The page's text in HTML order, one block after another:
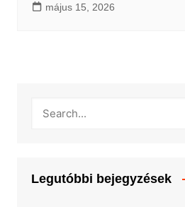
május 15, 2026
Legutóbbi bejegyzések